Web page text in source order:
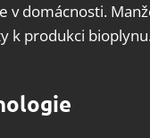
domácnosti.
k produkci